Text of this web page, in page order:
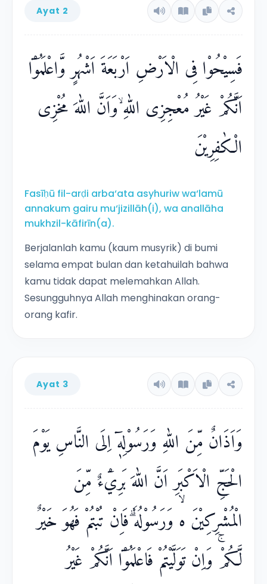
haji tahun itu juga.
Ayat 2
فَسِيْحُوْا فِى الْاَرْضِ اَرْبَعَةَ اَشْهُرٍ وَّاعْلَمُوْٓا
اَنَّكُمْ غَيْرُ مُعْجِزِى اللّٰهِ ۙوَاَنَّ اللّٰهَ مُخْزِى
الْكٰفِرِيْنَ
Fasīḥū fil-arḍi arba‘ata asyhuriw wa‘lamū
annakum gairu mu‘jizillāh(i), wa anallāha
mukhzil-kāfirīn(a).
Berjalanlah kamu (kaum musyrik) di bumi
selama empat bulan dan ketahuilah bahwa
kamu tidak dapat melemahkan Allah.
Sesungguhnya Allah menghinakan orang-
orang kafir.
Ayat 3
وَاَذَانٌ مِّنَ اللّٰهِ وَرَسُوْلِهٖٓ اِلَى النَّاسِ يَوْمَ
الْحَجِّ الْاَكْبَرِ اَنَّ اللّٰهَ بَرِيْۤءٌ مِّنَ
الْمُشْرِكِيْنَ ەۙ وَرَسُوْلُهٗ ۗفَاِنْ تُبْتُمْ فَهُوَ خَيْرٌ
لَّكُمْۚ وَاِنْ تَوَلَّيْتُمْ فَاعْلَمُوْٓا اَنَّكُمْ غَيْرُ